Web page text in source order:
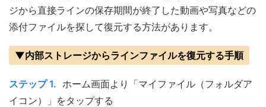
ジから直接ラインの保存期間が終了した動画や写真などの
添付ファイルを探して復元する方法があります。
▼内部ストレージからラインファイルを復元する手順
ステップ 1. ホーム画面より「マイファイル（フォルダア
イコン）」をタップする